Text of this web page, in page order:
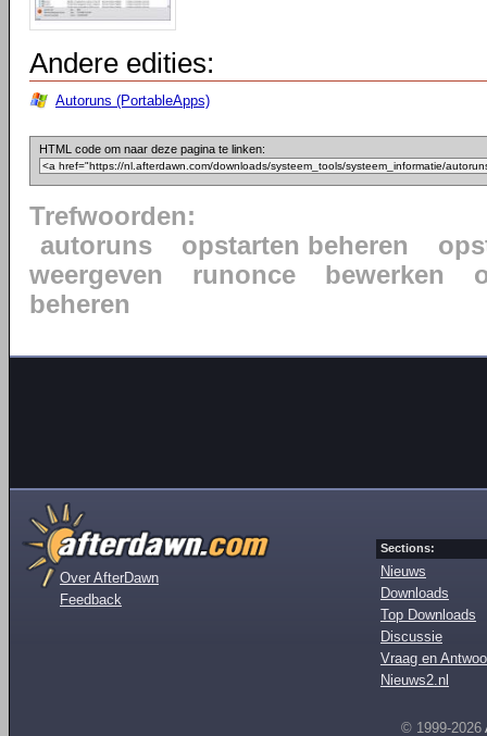
Andere edities:
Autoruns (PortableApps)
HTML code om naar deze pagina te linken:
Trefwoorden:
autoruns
opstarten beheren
weergeven
runonce bewerken
beheren
Over AfterDawn
Feedback
Sections:
Nieuws
Downloads
Top Downloads
Discussie
Vraag en
Nieuws2.nl
© 1999-2026